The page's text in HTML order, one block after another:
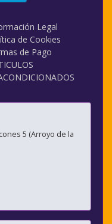
Legal
de Cookies
de Pago
5 (Arroyo de la